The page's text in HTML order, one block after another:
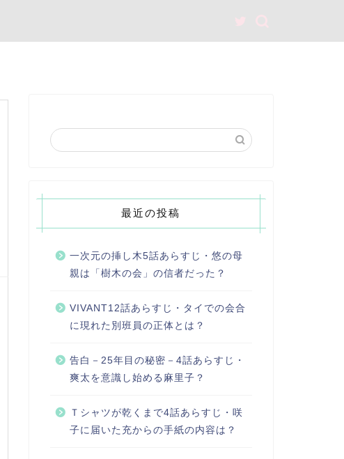
最近の投稿
一次元の挿し木5話あらすじ・悠の母
親は「樹木の会」の信者だった？
VIVANT12話あらすじ・タイでの会合
に現れた別班員の正体とは？
告白－25年目の秘密－4話あらすじ・
爽太を意識し始める麻里子？
Ｔシャツが乾くまで4話あらすじ・咲
子に届いた充からの手紙の内容は？